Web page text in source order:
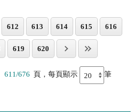
612 613 614 615 616
619 620
611/676 頁，每頁顯示 筆